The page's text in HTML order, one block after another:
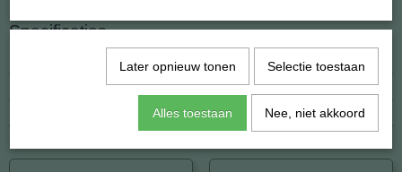
Specificaties
8721264134523
20,00 g
200 x 8 x 0 mm
Later opnieuw tonen Selectie toestaan
Alles toestaan Nee, niet akkoord